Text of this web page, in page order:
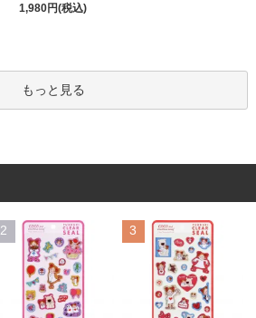
1,980円(税込)
もっと見る
2 3